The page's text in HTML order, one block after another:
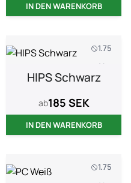
IN DEN WARENKORB
1.75
1 kg
HIPS Schwarz
ab185 SEK
IN DEN WARENKORB
1.75